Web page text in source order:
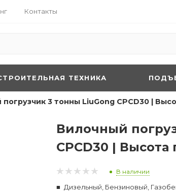
Контакты
ТЕХНИКА
3 тонны LiuGong CPCD30 |
Вилочный
CPCD30 |
В наличии
Дизельный, Бензиновый,